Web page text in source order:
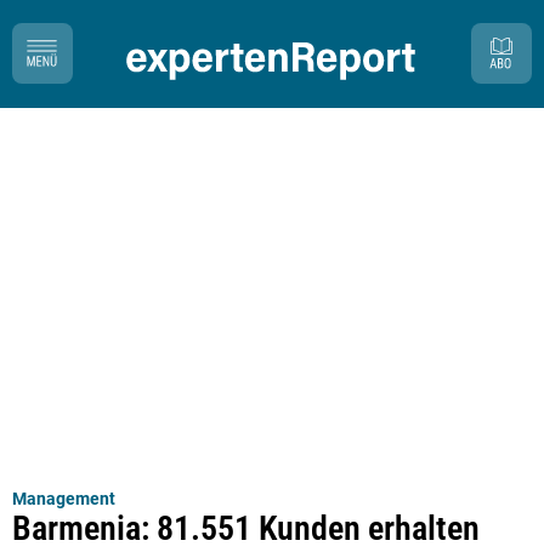
Management
Barmenia: 81.551 Kunden erhalten